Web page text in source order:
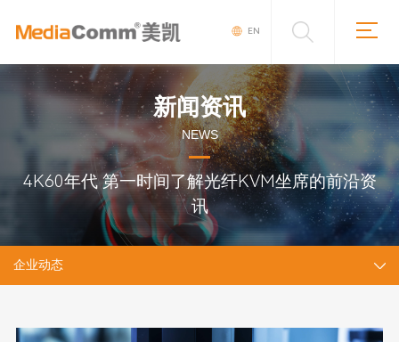
EN
新闻资讯
NEWS
4K60年代 第一时间了解光纤KVM坐席的前沿资
讯
企业动态